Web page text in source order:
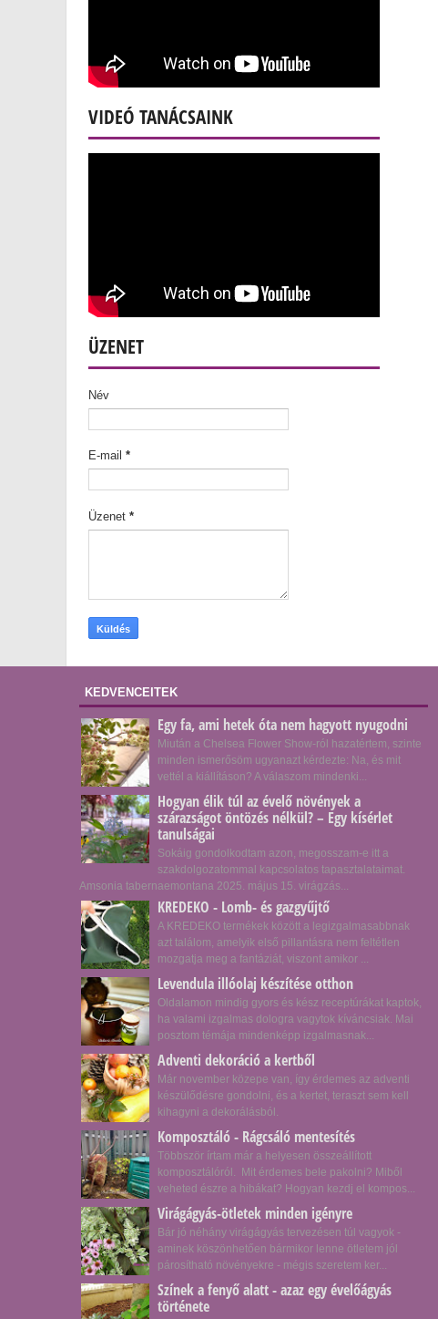
VIDEÓ TANÁCSAINK
ÜZENET
Név
E-mail *
Üzenet *
KEDVENCEITEK
Egy fa, ami hetek óta nem hagyott nyugodni
Miután a Chelsea Flower Show-ról hazatértem, szinte
minden ismerősöm ugyanazt kérdezte: Na, és mit
vettél a kiállításon? A válaszom mindenki...
Hogyan élik túl az évelő növények a
szárazságot öntözés nélkül? – Egy kísérlet
tanulságai
Sokáig gondolkodtam azon, megosszam-e itt a
szakdolgozatommal kapcsolatos tapasztalataimat.
Amsonia tabernaemontana 2025. május 15. virágzás...
KREDEKO - Lomb- és gazgyűjtő
A KREDEKO termékek között a legizgalmasabbnak
azt találom, amelyik első pillantásra nem feltétlen
mozgatja meg a fantáziát, viszont amikor ...
Levendula illóolaj készítése otthon
Oldalamon mindig gyors és kész receptúrákat kaptok,
ha valami izgalmas dologra vagytok kíváncsiak. Mai
posztom témája mindenképp izgalmasnak...
Adventi dekoráció a kertből
Már november közepe van, így érdemes az adventi
készülődésre gondolni, és a kertet, teraszt sem kell
kihagyni a dekorálásból.
Komposztáló - Rágcsáló mentesítés
Többször írtam már a helyesen összeállított
komposztálóról. Mit érdemes bele pakolni? Miből
veheted észre a hibákat? Hogyan kezdj el kompos...
Virágágyás-ötletek minden igényre
Bár jó néhány virágágyás tervezésen túl vagyok -
aminek köszönhetően bármikor lenne ötletem jól
párosítható növényekre - mégis szeretem ker...
Színek a fenyő alatt - azaz egy évelőágyás
története